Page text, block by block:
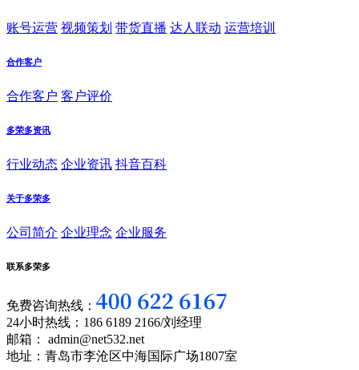
账号运营 视频策划 带货直播 达人联动 运营培训
合作客户
合作客户 客户评价
多荣多资讯
行业动态 企业资讯 抖音百科
关于多荣多
公司简介 企业理念 企业服务
联系多荣多
免费咨询热线：
24小时热线：186 6189 2166/刘经理
邮箱： admin@net532.net
地址：青岛市李沧区中海国际广场1807室